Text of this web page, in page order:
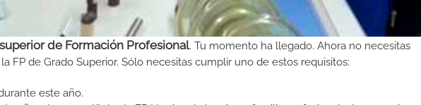
de Formación Profesional. Tu momento ha llegado. Ahora no necesitas
FP de Grado Superior. Sólo necesitas cumplir uno de estos requisitos:
este año.